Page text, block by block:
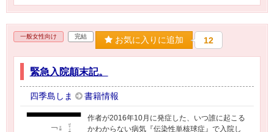
一般女性向け 完結 お気に入りに追加 12
緊急入院顛末記。
四季島しま 書籍情報
作者が2016年10月に発症した、いつ誰に起こる
かわからない病気『伝染性単核球症』で入院し